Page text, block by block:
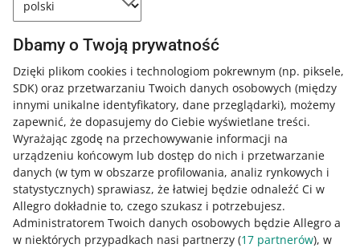
Dbamy o Twoją prywatność
Dzięki plikom cookies i technologiom pokrewnym (np. piksele,
SDK) oraz przetwarzaniu Twoich danych osobowych (między
innymi unikalne identyfikatory, dane przeglądarki), możemy
zapewnić, że dopasujemy do Ciebie wyświetlane treści.
Wyrażając zgodę na przechowywanie informacji na
urządzeniu końcowym lub dostęp do nich i przetwarzanie
danych (w tym w obszarze profilowania, analiz rynkowych i
statystycznych) sprawiasz, że łatwiej będzie odnaleźć Ci w
Allegro dokładnie to, czego szukasz i potrzebujesz.
Administratorem Twoich danych osobowych będzie Allegro a
w niektórych przypadkach nasi partnerzy (17 partnerów), w
Nie wypełniaj również formularzy rabatu
transakcyjnego (zwrotu prowizji) na tydzień przed
zakończeniem miesiąca, ponieważ automatyczny rabat
transakcyjny (zwrot prowizji) następuje właśnie po 7
dniach. Pozwoli Ci to uregulować rachunek jeszcze
przed końcem danego miesiąca i umożliwi
wystawianie przedmiotów już na początku następnego
miesiąca.
Ponieważ prowizja od sprzedaży jest automatycznie
naliczana zaraz po zakończeniu oferty, gdy zakończy się
ostatnia z wystawionych przez Ciebie ofert, ustalona
zostanie ostateczna suma środków na Twoim koncie.